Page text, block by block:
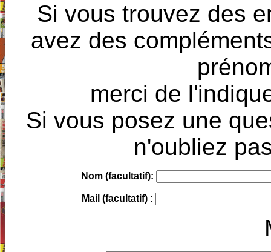
Si vous trouvez des
avez des
merci de
Si vous posez une
n'oubliez
Nom (facultatif):
Mail (facultatif) :